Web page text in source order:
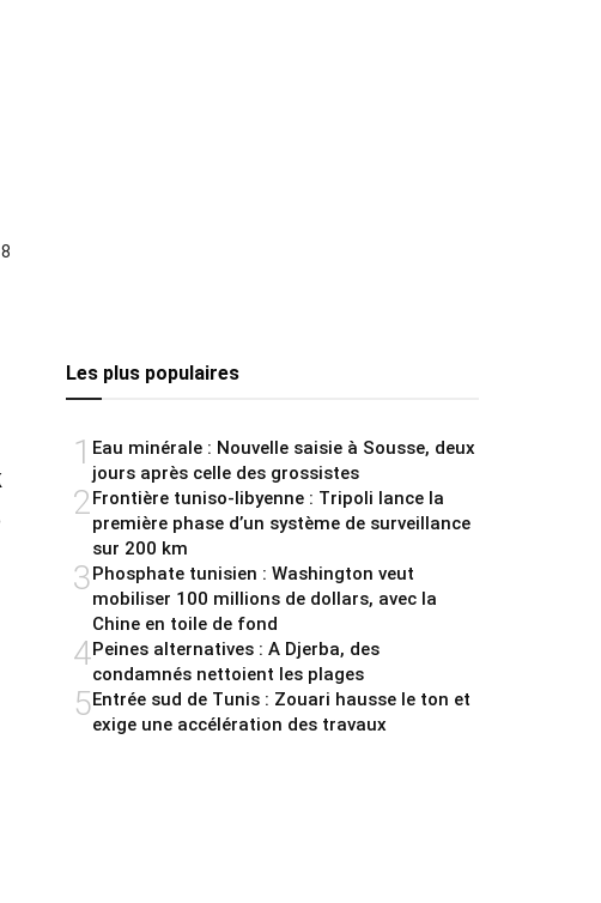
Les plus populaires
1 Eau minérale : Nouvelle saisie à Sousse, deux
jours après celle des grossistes
2Frontière tuniso-libyenne : Tripoli lance la
première phase d’un système de surveillance
sur 200 km
3Phosphate tunisien : Washington veut
mobiliser 100 millions de dollars, avec la
Chine en toile de fond
4Peines alternatives : A Djerba, des
condamnés nettoient les plages
5Entrée sud de Tunis : Zouari hausse le ton et
exige une accélération des travaux